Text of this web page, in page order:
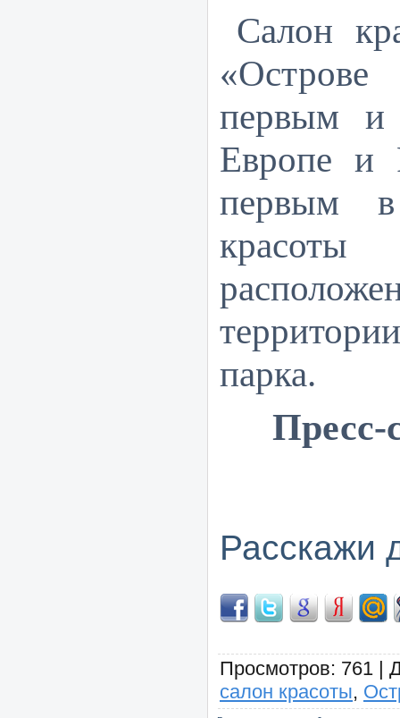
Салон
первым и
Европе и
первым
парка.
Пресс-
Расскажи
Просмотров: 761 |
салон красоты,